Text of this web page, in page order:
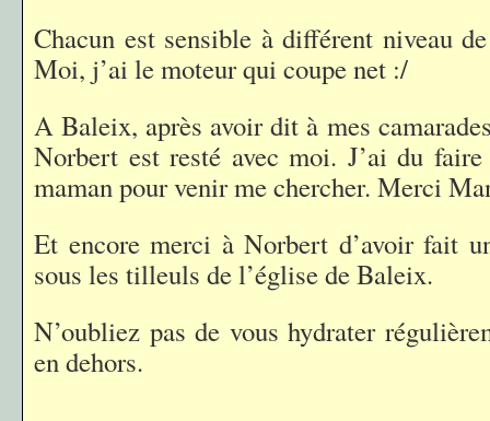
Chacun est sensible à différent niveau
Moi, j’ai le moteur qui coupe net :/
A Baleix, après avoir dit à mes
Norbert est resté avec moi. J’ai du
maman pour venir me chercher. Merci
Et encore merci à Norbert d’avoir fait
sous les tilleuls de l’église de Baleix.
N’oubliez pas de vous hydrater
en dehors.